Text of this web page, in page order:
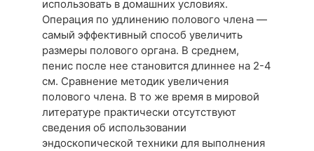
использовать в домашних условиях.
Операция по удлинению полового члена —
самый эффективный способ увеличить
размеры полового органа. В среднем,
пенис после нее становится длиннее на 2-4
см. Сравнение методик увеличения
полового члена. В то же время в мировой
литературе практически отсутствуют
сведения об использовании
эндоскопической техники для выполнения